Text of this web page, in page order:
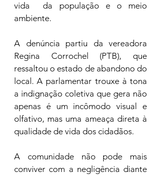
vida  da população e o meio
ambiente.
A denúncia partiu da vereadora
Regina Corrochel (PTB), que
ressaltou o estado de abandono do
local. A parlamentar trouxe à tona
a indignação coletiva que gera não
apenas é um incômodo visual e
olfativo, mas uma ameaça direta à
qualidade de vida dos cidadãos.
A comunidade não pode mais
conviver com a negligência diante